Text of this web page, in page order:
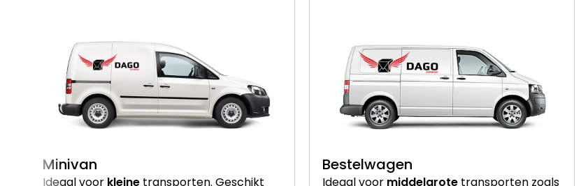
Minivan
Ideaal voor kleine transporten. Geschikt
Bestelwagen
Ideaal voor middelgrote transporten zoals